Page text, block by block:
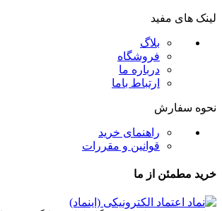
لینک های مفید
بلاگ
فروشگاه
درباره ما
ارتباط باما
نحوه سفارش
راهنمای خرید
قوانین و مقررات
خرید مطمئن از ما